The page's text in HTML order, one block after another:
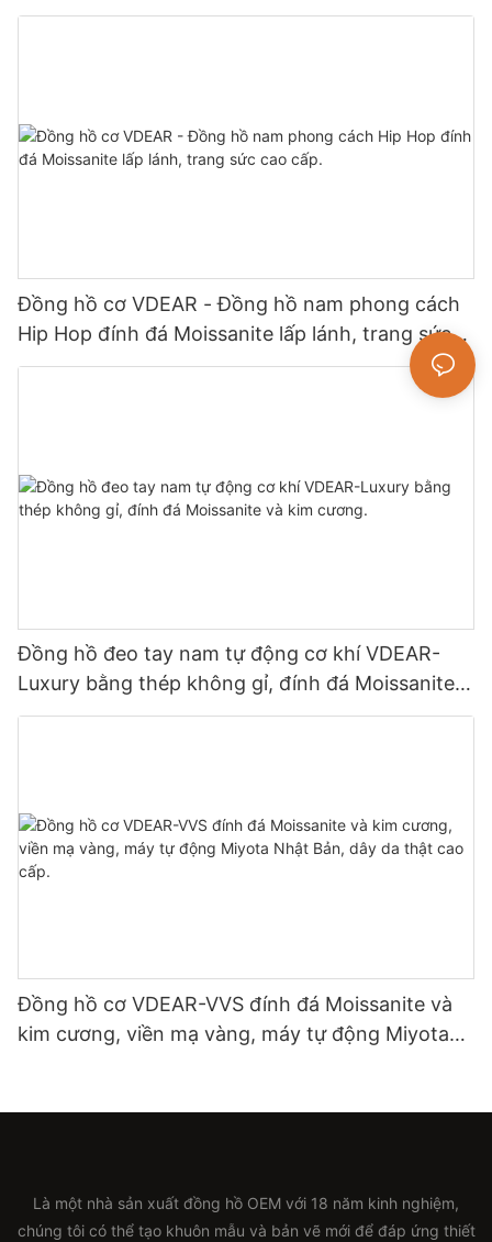
kế đơn giản và đa năng, đồng hồ thạch anh
Đồng hồ cơ VDEAR - Đồng hồ nam phong cách
Hip Hop đính đá Moissanite lấp lánh, trang sức
cao cấp.
Đồng hồ đeo tay nam tự động cơ khí VDEAR-
Luxury bằng thép không gỉ, đính đá Moissanite
và kim cương.
Đồng hồ cơ VDEAR-VVS đính đá Moissanite và
kim cương, viền mạ vàng, máy tự động Miyota
Là một nhà sản xuất đồng hồ OEM với 18 năm kinh nghiệm,
chúng tôi có thể tạo khuôn mẫu và bản vẽ mới để đáp ứng thiết